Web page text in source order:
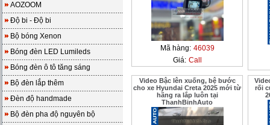
AOZOOM
Độ bi - Độ bi
Bộ bóng Xenon
Bóng đèn LED Lumileds
Bóng đèn ô tô tăng sáng
Bộ đèn lắp thêm
Đèn độ handmade
Bộ đèn pha độ nguyên bộ
Mã hàng: 46039
Giá: Call
Video Bậc lên xuống, bệ bước
cho xe Hyundai Creta 2025 mới từ
hãng ra lắp luôn tại
ThanhBinhAuto
rối